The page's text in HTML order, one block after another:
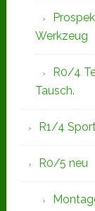
Werkzeug
R0/4
Tausch.
R1/4
R0/5 neu